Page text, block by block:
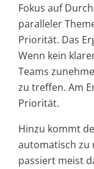
Fokus auf
paralleler
Priorität. Das
Wenn kein
Teams
zu treffen. Am
Priorität.
Hinzu kommt
automatisch zu
passiert meist